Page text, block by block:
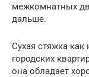
межкомнатных
дальше.
Сухая стяжка
городских
она обладает